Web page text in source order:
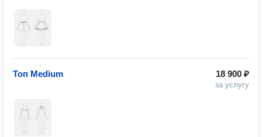
18 900 ₽
за услугу
Топ Medium